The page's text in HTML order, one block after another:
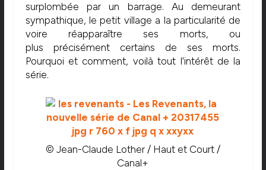
surplombée par un barrage. Au demeurant
sympathique, le petit village a la particularité de
voire réapparaître ses morts, ou
plus précisément certains de ses morts.
Pourquoi et comment, voilà tout l’intérêt de la
série.
© Jean-Claude Lother / Haut et Court /
Canal+